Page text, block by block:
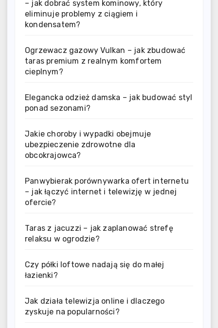
– jak dobrać system kominowy, który
eliminuje problemy z ciągiem i
kondensatem?
Ogrzewacz gazowy Vulkan – jak zbudować
taras premium z realnym komfortem
cieplnym?
Elegancka odzież damska – jak budować styl
ponad sezonami?
Jakie choroby i wypadki obejmuje
ubezpieczenie zdrowotne dla
obcokrajowca?
Panwybierak porównywarka ofert internetu
– jak łączyć internet i telewizję w jednej
ofercie?
Taras z jacuzzi – jak zaplanować strefę
relaksu w ogrodzie?
Czy półki loftowe nadają się do małej
łazienki?
Jak działa telewizja online i dlaczego
zyskuje na popularności?